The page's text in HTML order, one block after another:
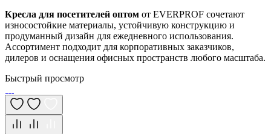
Кресла для посетителей оптом от EVERPROF сочетают
износостойкие материалы, устойчивую конструкцию и
продуманный дизайн для ежедневного использования.
Ассортимент подходит для корпоративных заказчиков,
дилеров и оснащения офисных пространств любого масштаба.
Быстрый просмотр